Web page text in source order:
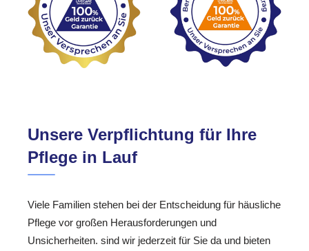
Unsere Verpflichtung für Ihre
Pflege in Lauf
Viele Familien stehen bei der Entscheidung für häusliche
Pflege vor großen Herausforderungen und
Unsicherheiten. sind wir jederzeit für Sie da und bieten